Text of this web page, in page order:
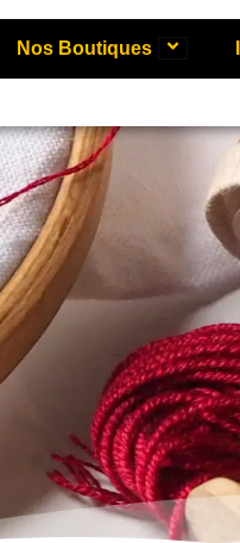
Nos Boutiques